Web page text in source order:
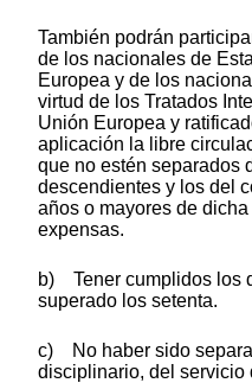
También podrán
de los nacionales de
Europea y de los
virtud de los Tratados
Unión Europea y
aplicación la libre
que no estén separados
descendientes y los del
años o mayores de
expensas.
b) Tener cumplidos los
superado los setenta.
c) No haber sido
disciplinario, del servicio